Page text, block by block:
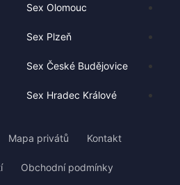
Sex Olomouc
Sex Plzeň
Sex České Budějovice
Sex Hradec Králové
Mapa privátů Kontakt
Obchodní podmínky